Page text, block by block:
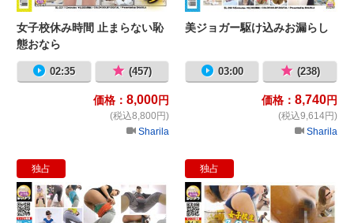
女子校休み時間 止まらない恥
態おなら
02:35 (457)
価格： 8,000円
(税込8,800円)
Sharila
美ジョガー駆け込みお漏らし
03:00 (238)
価格： 8,740円
(税込9,614円)
Sharila
独占
美ジョガー駆け込みお漏らし②
独占